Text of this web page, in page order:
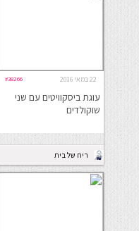
22 במאי 2016 #38266
עוגת ביסקוויטים עם שני
שוקולדים
ריח של בית